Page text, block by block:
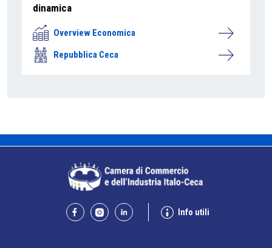
dinamica
Overview Economica
Repubblica Ceca
Info utili